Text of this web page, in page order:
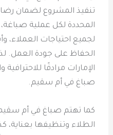
تنفيذ المشروع لضمان رضا
المحددة لكل عملية
لجميع احتياجات العملاء،
الحفاظ على جودة
الإمارات مرادفًا
صباغ في أم سقيم.
كما تهتم صباغ في أم
الطلاء وتنظيفها بعناية،